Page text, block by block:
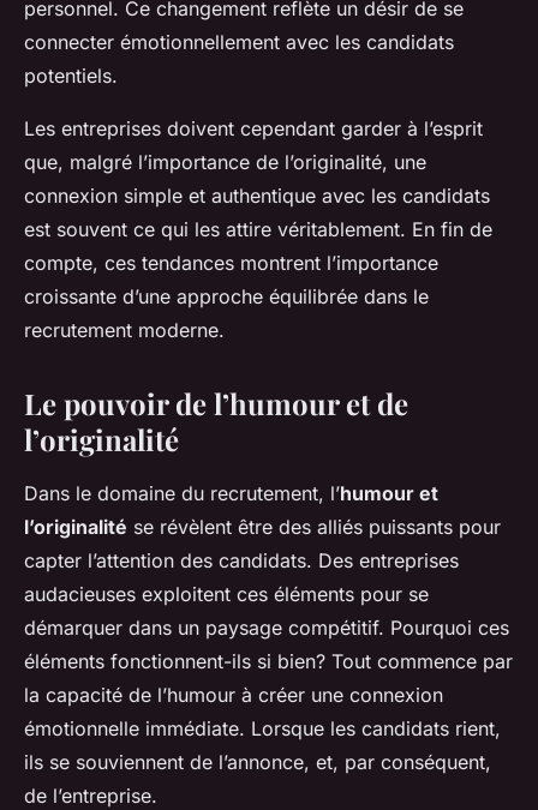
personnel. Ce changement reflète un désir de se
connecter émotionnellement avec les candidats
potentiels.
Les entreprises doivent cependant garder à l’esprit
que, malgré l’importance de l’originalité, une
connexion simple et authentique avec les candidats
est souvent ce qui les attire véritablement. En fin de
compte, ces tendances montrent l’importance
croissante d’une approche équilibrée dans le
recrutement moderne.
Le pouvoir de l’humour et de
l’originalité
Dans le domaine du recrutement, l’humour et
l’originalité se révèlent être des alliés puissants pour
capter l’attention des candidats. Des entreprises
audacieuses exploitent ces éléments pour se
démarquer dans un paysage compétitif. Pourquoi ces
éléments fonctionnent-ils si bien? Tout commence par
la capacité de l’humour à créer une connexion
émotionnelle immédiate. Lorsque les candidats rient,
ils se souviennent de l’annonce, et, par conséquent,
de l’entreprise.